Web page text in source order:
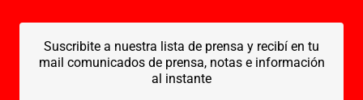
Suscribite a nuestra lista de prensa y recibí en tu
mail comunicados de prensa, notas e información
al instante